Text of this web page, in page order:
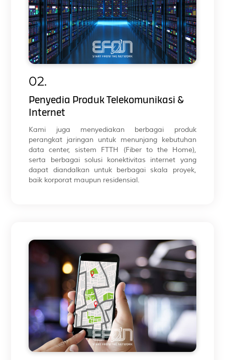
02.
Penyedia Produk Telekomunikasi &
Internet
Kami juga menyediakan berbagai produk
perangkat jaringan untuk menunjang kebutuhan
data center, sistem FTTH (Fiber to the Home),
serta berbagai solusi konektivitas internet yang
dapat diandalkan untuk berbagai skala proyek,
baik korporat maupun residensial.